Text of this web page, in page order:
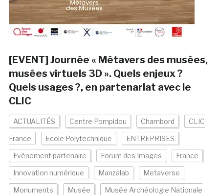
[EVENT] Journée « Métavers des musées,
musées virtuels 3D ». Quels enjeux ?
Quels usages ?, en partenariat avec le
CLIC
ACTUALITÉS Centre Pompidou Chambord CLIC
France Ecole Polytechnique ENTREPRISES
Evènement partenaire Forum des Images France
Innovation numérique Manzalab Metaverse
Monuments Musée Musée Archéologie Nationale